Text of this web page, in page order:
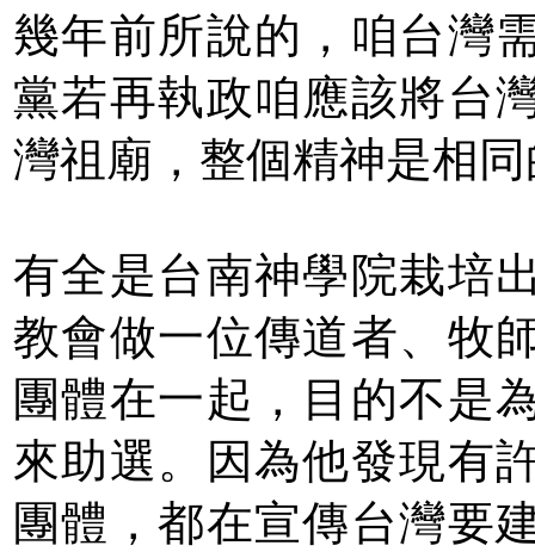
幾年前所說的，咱台灣
黨若再執政咱應該將台
灣祖廟，整個精神是相
有全是台南神學院栽培
教會做一位傳道者、牧
團體在一起，目的不是
來助選。因為他發現有
團體，都在宣傳台灣要